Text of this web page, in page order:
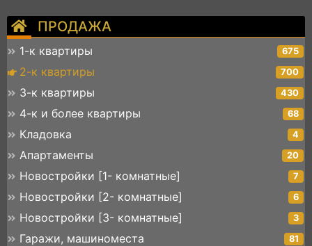
ПРОДАЖА
1-к квартиры 675
2-к квартиры 700
3-к квартиры 430
4-к и более квартиры 68
Кладовка 4
Апартаменты 20
Новостройки [1- комнатные] 7
Новостройки [2- комнатные] 6
Новостройки [3- комнатные] 3
Гаражи, машиноместа 81